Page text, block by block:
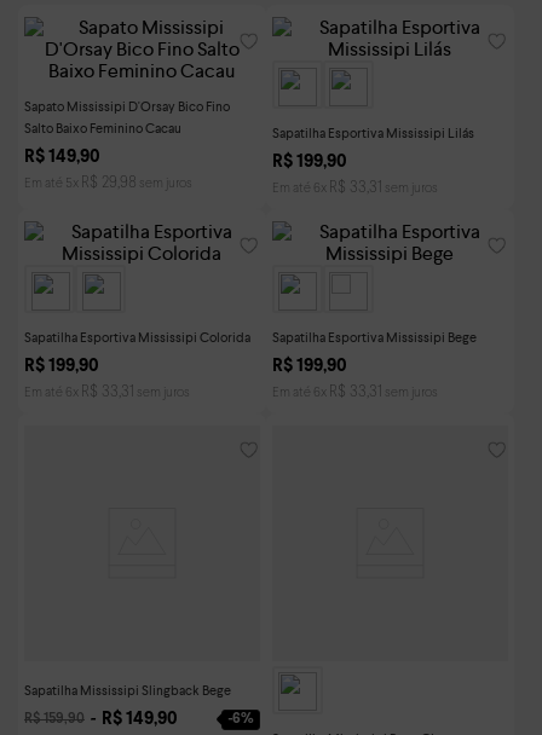
Sapato Mississipi D'Orsay Bico Fino
Salto Baixo Feminino Cacau
R$ 149,90
Em até 5 x R$ 29,98 sem juros
Sapatilha Esportiva Mississipi Lilás
R$ 199,90
Em até x R$ 33,31 sem juros
Sapatilha Esportiva Mississipi Colorida
R$ 199,90
Em até x R$ 33, 31 sem juros
Sapatilha Esportiva Mississipi Bege
R$ 199,90
Em até x R$ 33,31 sem juros
Sapatilha Mississipi Slingback Bege
R$159,90 R$ 149,90 -6%